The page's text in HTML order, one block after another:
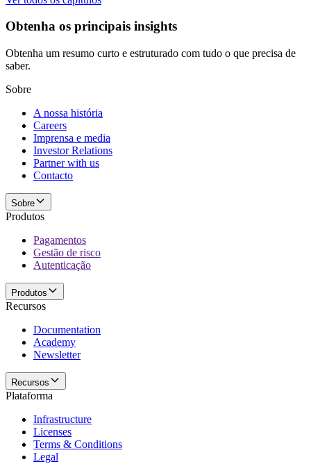
Obtenha os principais insights
Obtenha um resumo curto e estruturado com tudo o que precisa de
saber.
Sobre
A nossa história
Careers
Imprensa e media
Investor Relations
Partner with us
Contacto
Sobre
Produtos
Pagamentos
Gestão de risco
Autenticação
Produtos
Recursos
Documentation
Academy
Newsletter
Recursos
Plataforma
Infrastructure
Licenses
Terms & Conditions
Legal